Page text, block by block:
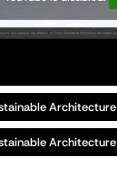
Architecture